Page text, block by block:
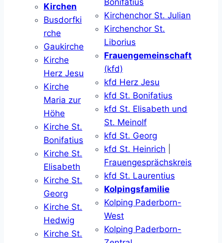
Kirchen
Busdorfki
rche
Gaukirche
Kirche
Herz Jesu
Kirche
Maria zur
Höhe
Kirche St.
Bonifatius
Kirche St.
Elisabeth
Kirche St.
Georg
Kirche St.
Hedwig
Kirche St.
Bonifatius
Kirchenchor St. Julian
Kirchenchor St.
Liborius
Frauengemeinschaft
(kfd)
kfd Herz Jesu
kfd St. Bonifatius
kfd St. Elisabeth und
St. Meinolf
kfd St. Georg
kfd St. Heinrich
Frauengesprächskreis
kfd St. Laurentius
Kolpingsfamilie
Kolping Paderborn-
West
Kolping Paderborn-